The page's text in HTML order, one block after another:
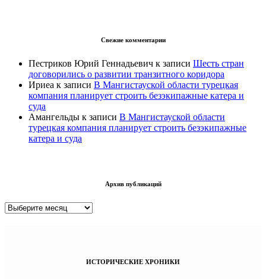
Свежие комментарии
Пестриков Юрий Геннадьевич к записи Шесть стран
договорились о развитии транзитного коридора
Ириеа к записи В Мангистауской области турецкая
компания планирует строить безэкипажные катера и
суда
Амангельды к записи В Мангистауской области
турецкая компания планирует строить безэкипажные
катера и суда
Архив публикаций
Архив
ИСТОРИЧЕСКИЕ ХРОНИКИ